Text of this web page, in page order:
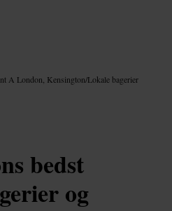
A London, Kensington/Lokale bagerier
bedst
og